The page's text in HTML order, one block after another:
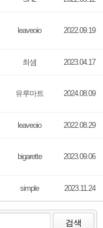
leaveoio 2022.09.19
최샘 2023.04.17
유루마트 2024.08.09
leaveoio 2022.08.29
bigarette 2023.09.06
simple 2023.11.24
검색